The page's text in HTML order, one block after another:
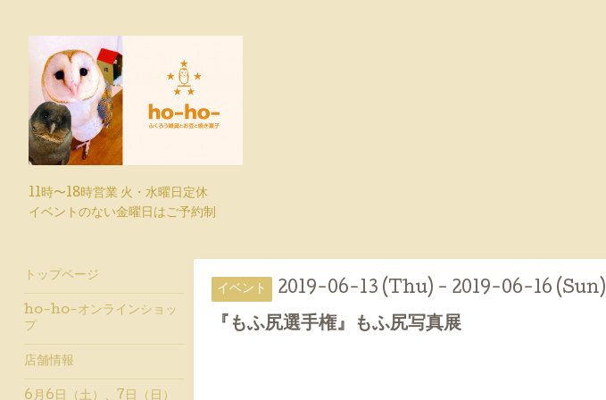
11時〜18時営業 火・水曜日定休
イベントのない金曜日はご予約制
イベント 2019-06-13 (Thu) - 2019-06-16 (Sun)
『もふ尻選手権』もふ尻写真展
トップページ
ho-ho-オンラインショッ
プ
店舗情報
6月6日（土）、7日（日）